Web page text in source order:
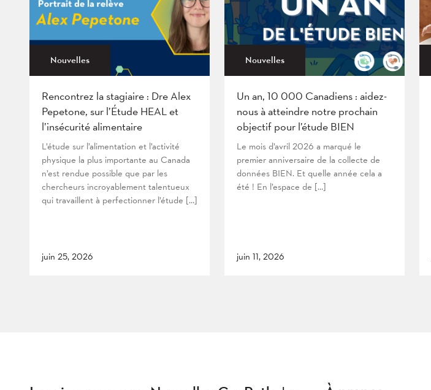
Nouvelles
Rencontrez la stagiaire : Dre Alex
Pepetone, sur l’Étude HEAL et
l’insécurité alimentaire
L’étude sur l’alimentation et l’activité
physique la plus importante au Canada
n’est rendue possible que par les
chercheurs incroyablement talentueux
qui travaillent à perfectionner l’étude […]
juin 25, 2026
Nouvelles
Un an, 10 000 Canadiens : aidez-
nous à atteindre notre prochain
objectif pour l’étude BIEN
Le mois d’avril 2026 a marqué le
premier anniversaire de la collecte de
données BIEN. Et quelle année cela a
été ! En l’espace de […]
juin 11, 2026